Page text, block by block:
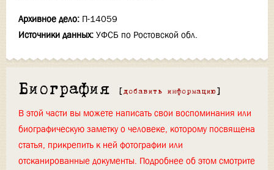
Архивное дело: П-14059
Источники данных: УФСБ по Ростовской обл.
Биография [ добавить информацию ]
В этой части вы можете написать свои воспоминания или
биографическую заметку о человеке, которому посвящена
статья, прикрепить к ней фотографии или
отсканированные документы. Подробнее об этом смотрите